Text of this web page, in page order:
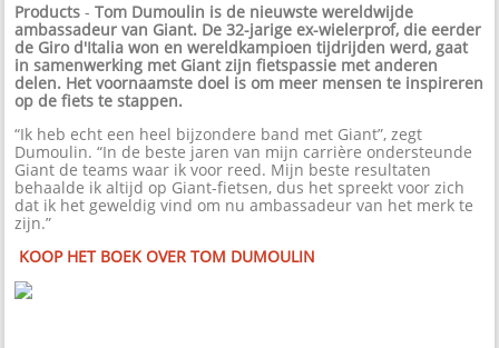
Products -Tom Dumoulin is de nieuwste wereldwijde
ambassadeur van Giant. De 32-jarige ex-wielerprof, die eerder
de Giro d'Italia won en wereldkampioen tijdrijden werd, gaat
in samenwerking met Giant zijn fietspassie met anderen
delen. Het voornaamste doel is om meer mensen te inspireren
op de fiets te stappen.
“Ik heb echt een heel bijzondere band met Giant”, zegt
Dumoulin. “In de beste jaren van mijn carrière ondersteunde
Giant de teams waar ik voor reed. Mijn beste resultaten
behaalde ik altijd op Giant-fietsen, dus het spreekt voor zich
dat ik het geweldig vind om nu ambassadeur van het merk te
zijn.”
KOOP HET BOEK OVER TOM DUMOULIN